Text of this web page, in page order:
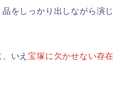
をしっかり出しながら演じ
、いえ宝塚に欠かせない存在